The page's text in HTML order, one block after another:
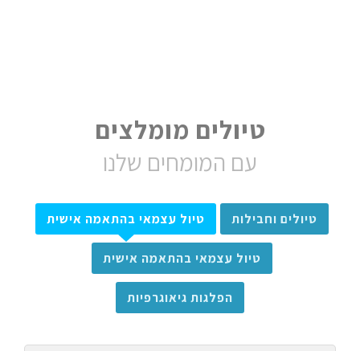
טיולים מומלצים
עם המומחים שלנו
טיולים וחבילות טיול עצמאי בהתאמה אישית
טיול עצמאי בהתאמה אישית
הפלגות גיאוגרפיות